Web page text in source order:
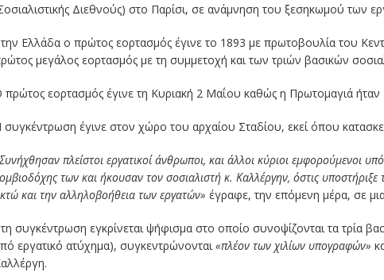
Διεθνούς) στο Παρίσι, σε ανάμνηση του ξεσηκωμού των
Ελλάδα ο πρώτος εορτασμός έγινε το 1893 με πρωτοβουλία του
μεγάλος εορτασμός με τη συμμετοχή και των τριών βασικών
πρώτος εορτασμός έγινε τη Κυριακή 2 Μαΐου καθώς η Πρωτομαγιά ήταν
συγκέντρωση έγινε στον χώρο του αρχαίου Σταδίου, εκεί όπου
πλείστοι εργατικοί άνθρωποι, και άλλοι κύριοι εμφορούμενοι
των και ήκουσαν τον σοσιαλιστή κ. Καλλέργην, όστις
και την αλληλοβοήθεια των εργατών» έγραφε, την επόμενη μέρα, σε
συγκέντρωση εγκρίνεται ψήφισμα στο οποίο συνοψίζονται τα τρία
εργατικό ατύχημα), συγκεντρώνονται «πλέον των χιλίων υπογραφών»